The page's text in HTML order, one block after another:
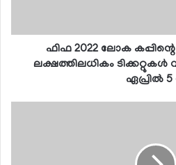
ഫിഫ 2022 ലോക
ലക്ഷത്തിലധികം
ഏപ്രില്‍